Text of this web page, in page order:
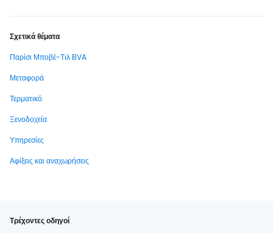
Σχετικά θέματα
Παρίσι Μποβέ-Τιλ BVA
Μεταφορά
Τερματικό
Ξενοδοχεία
Υπηρεσίες
Αφίξεις και αναχωρήσεις
Τρέχοντες οδηγοί